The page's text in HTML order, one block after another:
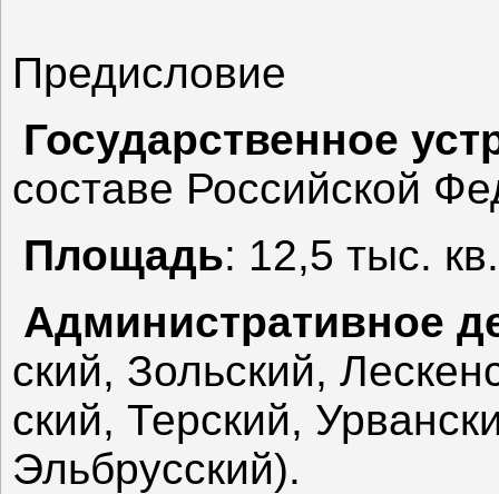
Предисловие
Государственное
составе Российской
Площадь: 12,5 тыс.
Административное
ский, Зольский,
ский, Терский,
Эльбрусский).